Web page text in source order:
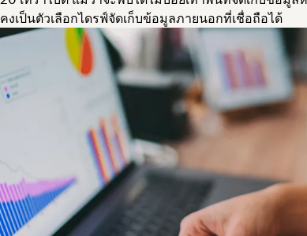
คงเป็นตัวเลือกไดรฟ์จัดเก็บข้อมูลภายนอกที่เชื่อถือได้